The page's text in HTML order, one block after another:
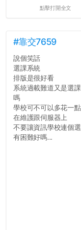
點擊打開全文
#靠交7659
說個笑話
選課系統
排版是很好看
系統過載難道又是選
嗎
學校可不可以多花一
在維護跟伺服器上
不要讓資訊學校連個
有困難好嗎...